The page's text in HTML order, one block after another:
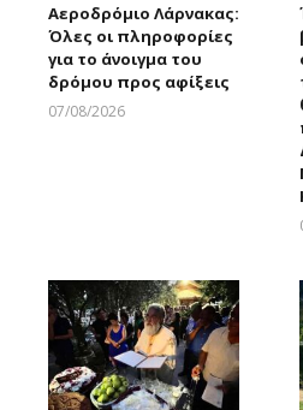
Αεροδρόμιο Λάρνακας:
Όλες οι πληροφορίες
για το άνοιγμα του
δρόμου προς αφίξεις
07/08/2026